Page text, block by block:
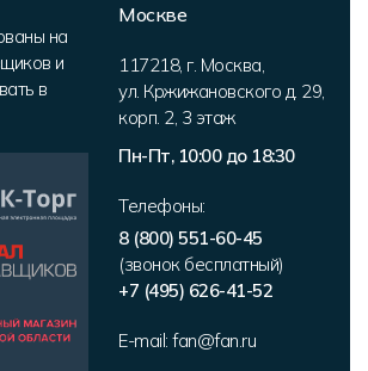
на
и
в
Москве
117218, г. Москва,
ул. Кржижановского д. 29,
корп. 2, 3 этаж
Пн-Пт, 10:00 до 18:30
Телефоны:
8 (800) 551-60-45
(звонок бесплатный)
+7 (495) 626-41-52
E-mail: fan@fan.ru